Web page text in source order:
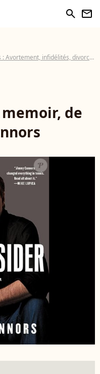
search newsletter
infidélités, divorces... Sa vérité sur Chris Evert
de